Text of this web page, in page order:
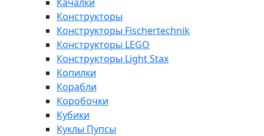
Конструкторы
Конструкторы Fisсhertechnik
Конструкторы LEGO
Конструкторы Light Stax
Копилки
Корабли
Коробочки
Кубики
Куклы Пупсы